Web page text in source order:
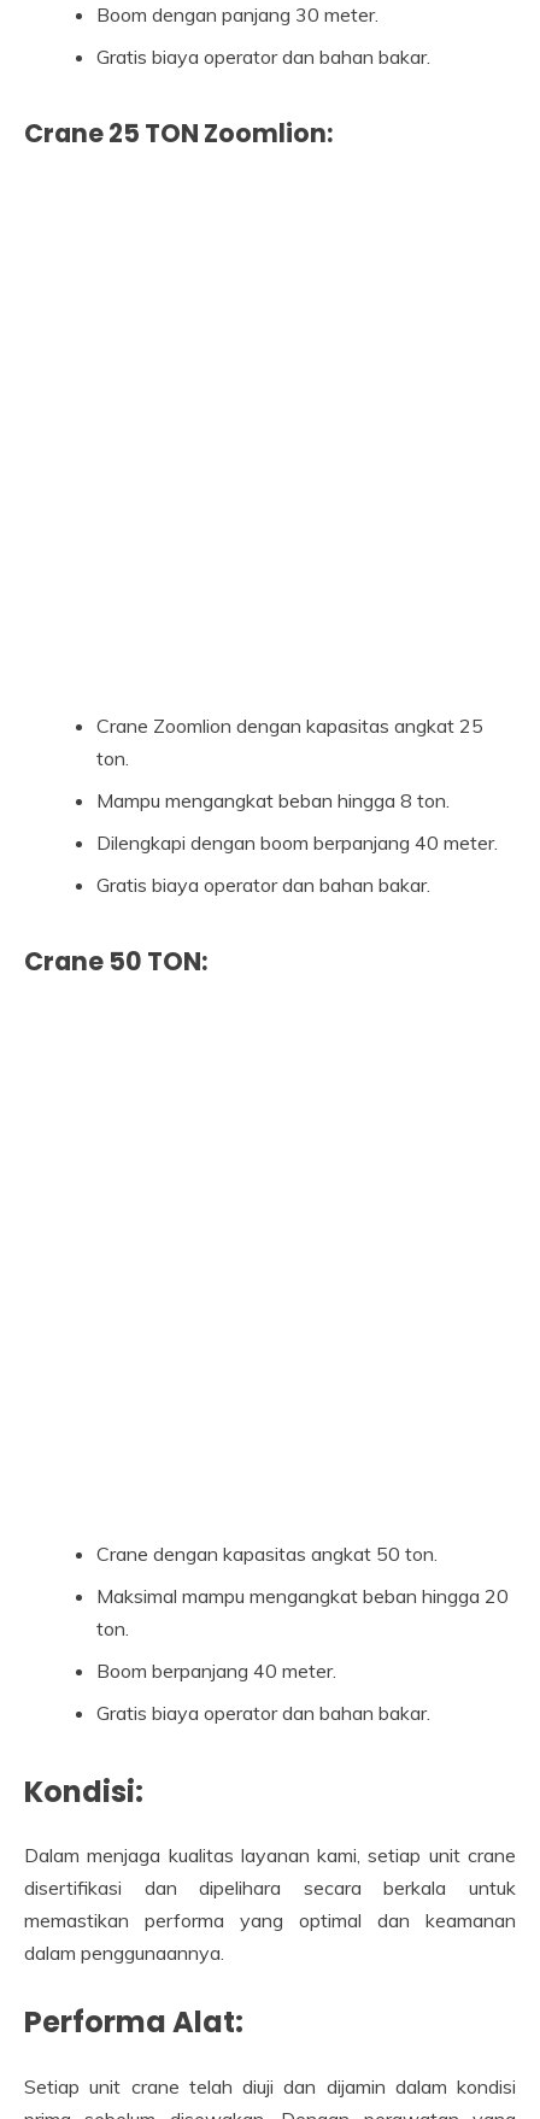
Boom dengan panjang 30 meter.
Gratis biaya operator dan bahan bakar.
Crane 25 TON Zoomlion:
Crane Zoomlion dengan kapasitas angkat 25
ton.
Mampu mengangkat beban hingga 8 ton.
Dilengkapi dengan boom berpanjang 40 meter.
Gratis biaya operator dan bahan bakar.
Crane 50 TON:
Crane dengan kapasitas angkat 50 ton.
Maksimal mampu mengangkat beban hingga 20
ton.
Boom berpanjang 40 meter.
Gratis biaya operator dan bahan bakar.
Kondisi:
Dalam menjaga kualitas layanan kami, setiap unit crane
disertifikasi dan dipelihara secara berkala untuk
memastikan performa yang optimal dan keamanan
dalam penggunaannya.
Performa Alat:
Setiap unit crane telah diuji dan dijamin dalam kondisi